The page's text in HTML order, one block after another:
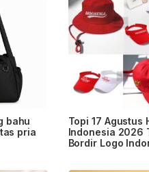
bahu
pria
Topi 17 Agustus
Indonesia 2026
Bordir Logo